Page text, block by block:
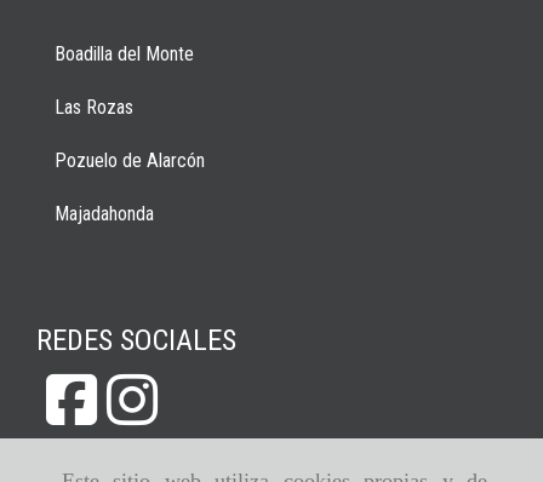
Boadilla del Monte
Las Rozas
Pozuelo de Alarcón
Majadahonda
REDES SOCIALES